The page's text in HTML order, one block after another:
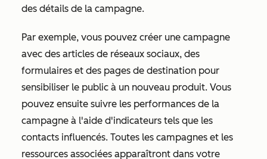
des détails de la campagne.
Par exemple, vous pouvez créer une campagne
avec des articles de réseaux sociaux, des
formulaires et des pages de destination pour
sensibiliser le public à un nouveau produit. Vous
pouvez ensuite suivre les performances de la
campagne à l'aide d'indicateurs tels que les
contacts influencés. Toutes les campagnes et les
ressources associées apparaîtront dans votre